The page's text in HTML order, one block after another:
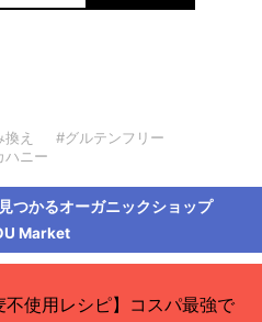
え
#グルテンフリー
ハニー
つかるオーガニックショップ
Market
不使用レシピ】コスパ最強で